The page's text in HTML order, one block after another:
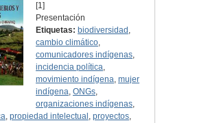
[1]
Presentación
Etiquetas: biodiversidad ,
cambio climático,
comunicadores indígenas,
incidencia política,
movimiento indígena,mujer
indígena,ONGs,
organizaciones indígenas,
, propiedad intelectual , proyectos,